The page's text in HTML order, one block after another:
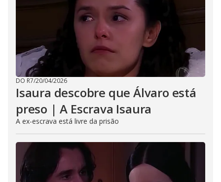
DO R7/20/04/2026
Isaura descobre que Álvaro está
preso | A Escrava Isaura
A ex-escrava está livre da prisão